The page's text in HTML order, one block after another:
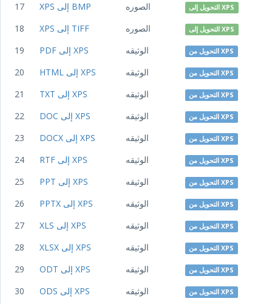
17 XPS إلى BMP الصوره التحويل إلى XPS
18 XPS إلى TIFF الصوره التحويل إلى XPS
19 PDF إلى XPS الوثيقه التحويل من XPS
20 HTML إلى XPS الوثيقه التحويل من XPS
21 TXT إلى XPS الوثيقه التحويل من XPS
22 DOC إلى XPS الوثيقه التحويل من XPS
23 DOCX إلى XPS الوثيقه التحويل من XPS
24 RTF إلى XPS الوثيقه التحويل من XPS
25 PPT إلى XPS الوثيقه التحويل من XPS
26 PPTX إلى XPS الوثيقه التحويل من XPS
27 XLS إلى XPS الوثيقه التحويل من XPS
28 XLSX إلى XPS الوثيقه التحويل من XPS
29 ODT إلى XPS الوثيقه التحويل من XPS
30 ODS إلى XPS الوثيقه التحويل من XPS